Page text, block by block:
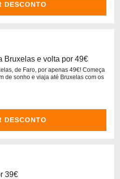
DESCONTO
Bruxelas e volta por 49€
de Faro, por apenas 49€! Começa
de sonho e viaja até Bruxelas com os
DESCONTO
39€